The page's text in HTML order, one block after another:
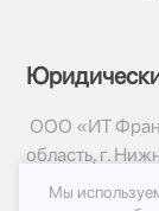
ООО «ИТ
область, г.
© 2017-2026г,
Мы